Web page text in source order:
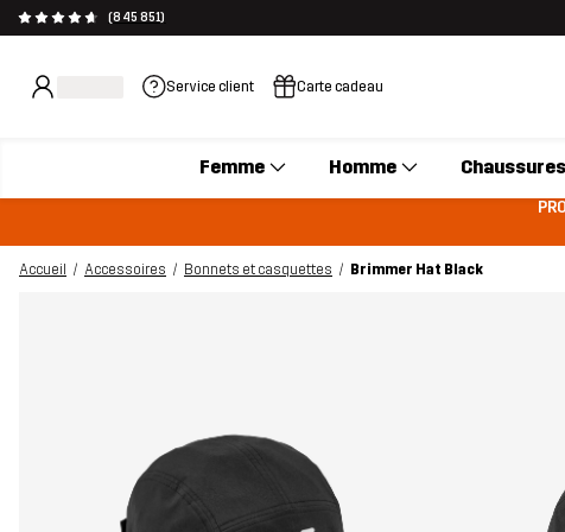
(845 851)
Service client Carte cadeau
Femme Homme Chaussures
Accueil Accessoires Bonnets et casquettes
Brimmer Hat Black